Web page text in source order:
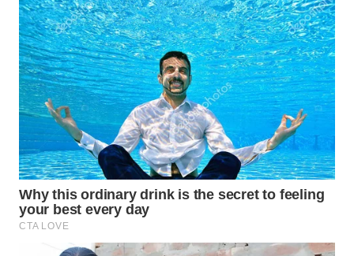
KONSUMEN
WAHANA
LISTRIK
WAHANA
TRAVEL
WAHANA
TV
WAHANANEWS